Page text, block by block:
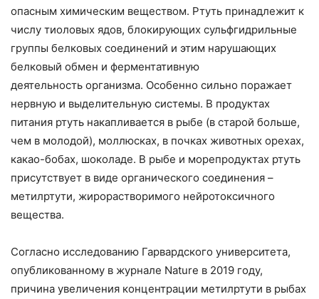
опасным химическим веществом. Ртуть принадлежит к
числу тиоловых ядов, блокирующих сульфгидрильные
группы белковых соединений и этим нарушающих
белковый обмен и ферментативную
деятельность организма. Особенно сильно поражает
нервную и выделительную системы. В продуктах
питания ртуть накапливается в рыбе (в старой больше,
чем в молодой), моллюсках, в почках животных орехах,
какао-бобах, шоколаде. В рыбе и морепродуктах ртуть
присутствует в виде органического соединения –
метилртути, жирорастворимого нейротоксичного
вещества.
Согласно исследованию Гарвардского университета,
опубликованному в журнале Nature в 2019 году,
причина увеличения концентрации метилртути в рыбах